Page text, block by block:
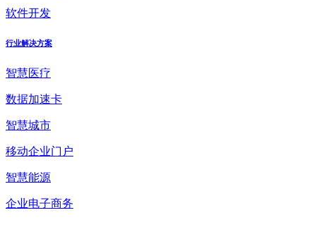
软件开发
行业解决方案
智慧医疗
数据加速卡
智慧城市
移动企业门户
智慧能源
企业电子商务